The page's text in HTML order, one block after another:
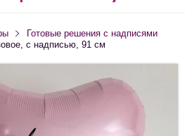
Готовые решения с надписями
с надписью, 91 см